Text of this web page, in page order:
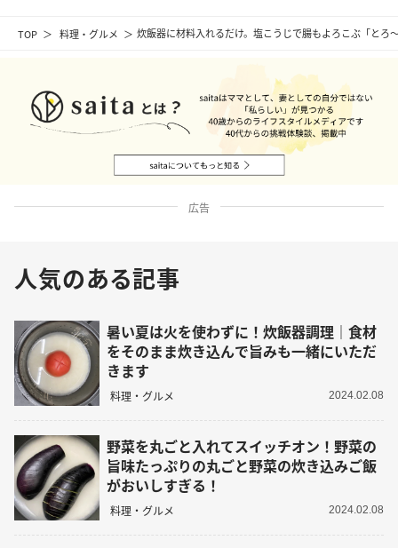
TOP 料理・グルメ 炊飯器に材料入れるだけ。塩こうじで腸もよろこぶ「とろ
広告
人気のある記事
暑い夏は火を使わずに！炊飯器調理｜食材
をそのまま炊き込んで旨みも一緒にいただ
きます
料理・グルメ 2024.02.08
野菜を丸ごと入れてスイッチオン！野菜の
旨味たっぷりの丸ごと野菜の炊き込みご飯
がおいしすぎる！
料理・グルメ 2024.02.08